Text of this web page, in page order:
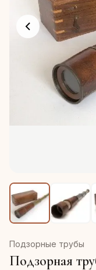
Подзорные трубы
Подзорная